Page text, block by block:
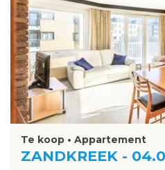
Te koop • Appartement
ZANDKREEK -